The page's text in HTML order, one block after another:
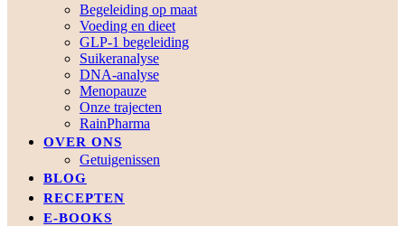
Begeleiding op maat
Voeding en dieet
GLP-1 begeleiding
Suikeranalyse
DNA-analyse
Menopauze
Onze trajecten
RainPharma
OVER ONS
Getuigenissen
BLOG
RECEPTEN
E-BOOKS